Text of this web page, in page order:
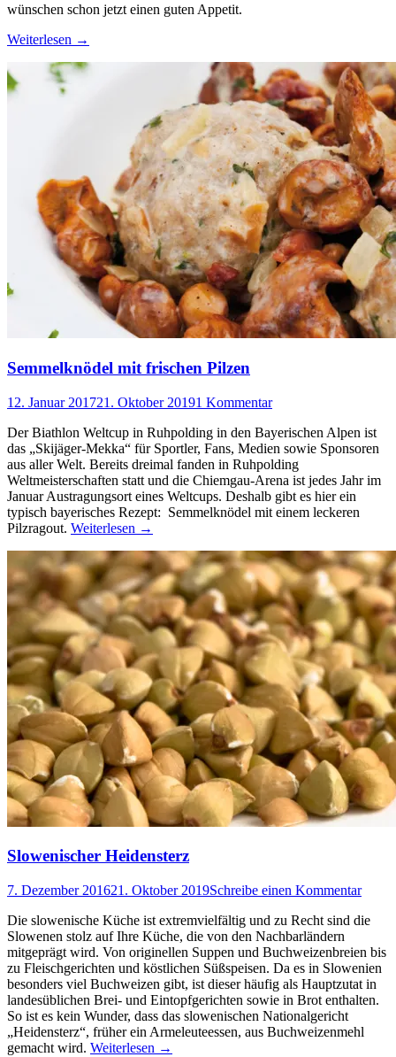
wünschen schon jetzt einen guten Appetit.
Weiterlesen →
Semmelknödel mit frischen Pilzen
12. Januar 201721. Oktober 20191 Kommentar
Der Biathlon Weltcup in Ruhpolding in den Bayerischen Alpen ist
das „Skijäger-Mekka“ für Sportler, Fans, Medien sowie Sponsoren
aus aller Welt. Bereits dreimal fanden in Ruhpolding
Weltmeisterschaften statt und die Chiemgau-Arena ist jedes Jahr im
Januar Austragungsort eines Weltcups. Deshalb gibt es hier ein
typisch bayerisches Rezept: Semmelknödel mit einem leckeren
Pilzragout. Weiterlesen →
Slowenischer Heidensterz
7. Dezember 201621. Oktober 2019Schreibe einen Kommentar
Die slowenische Küche ist extremvielfältig und zu Recht sind die
Slowenen stolz auf Ihre Küche, die von den Nachbarländern
mitgeprägt wird. Von originellen Suppen und Buchweizenbreien bis
zu Fleischgerichten und köstlichen Süßspeisen. Da es in Slowenien
besonders viel Buchweizen gibt, ist dieser häufig als Hauptzutat in
landesüblichen Brei- und Eintopfgerichten sowie in Brot enthalten.
So ist es kein Wunder, dass das slowenischen Nationalgericht
„Heidensterz“, früher ein Armeleuteessen, aus Buchweizenmehl
gemacht wird. Weiterlesen →